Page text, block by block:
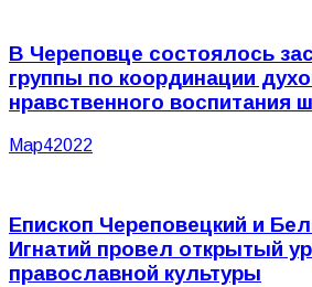
В Череповце состоялось
группы по координации
нравственного воспитания
Мар42022
Епископ Череповецкий и
Игнатий провел открытый
православной культуры